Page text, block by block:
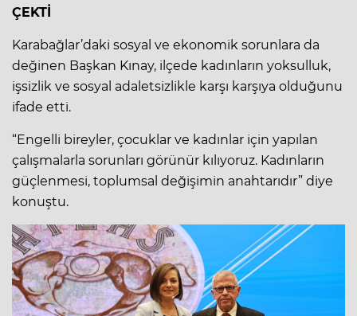
ÇEKTİ
Karabağlar’daki sosyal ve ekonomik sorunlara da
değinen Başkan Kınay, ilçede kadınların yoksulluk,
işsizlik ve sosyal adaletsizlikle karşı karşıya olduğunu
ifade etti.
“Engelli bireyler, çocuklar ve kadınlar için yapılan
çalışmalarla sorunları görünür kılıyoruz. Kadınların
güçlenmesi, toplumsal değişimin anahtarıdır” diye
konuştu.